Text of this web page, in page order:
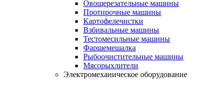
Овощерезательные машины
Протирочные машины
Картофелечистки
Взбивальные машины
Тестомесильные машины
Фаршемешалка
Рыбоочистительные машины
Мясорыхлители
Электромеханическое оборудование